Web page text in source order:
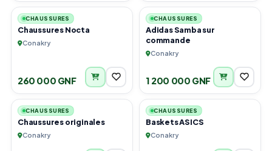
CHAUSSURES
Chaussures Nocta
Conakry
260 000 GNF
CHAUSSURES
Adidas Samba sur
commande
Conakry
1 200 000 GNF
4
CHAUSSURES
Chaussures originales
Conakry
6
CHAUSSURES
Baskets ASICS
Conakry